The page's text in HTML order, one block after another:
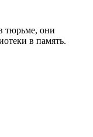
тюрьме, они
в память.